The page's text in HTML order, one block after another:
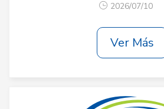
2026/07/10
Ver Más